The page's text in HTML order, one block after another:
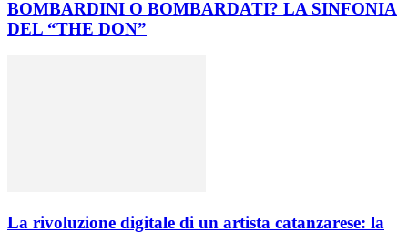
BOMBARDINI O BOMBARDATI? LA SINFONIA
DEL “THE DON”
La rivoluzione digitale di un artista catanzarese: la